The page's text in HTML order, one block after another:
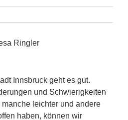
Innsbruck geht es gut.
und Schwierigkeiten
leichter und andere
haben, können wir